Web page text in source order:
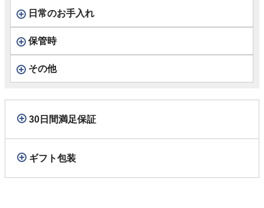
日常のお手入れ
保管時
その他
30日間満足保証
ギフト包装